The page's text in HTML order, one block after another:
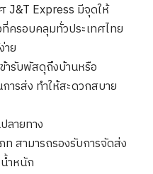
J&T Express มีจุดให้
ครอบคลุมทั่วประเทศไทย
าย
ารับพัสดุถึงบ้านหรือ
ารส่ง ทำให้สะดวกสบาย
ลายทาง
สามารถรองรับการจัดส่ง
ำหนัก